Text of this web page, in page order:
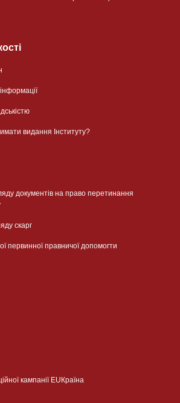
видання Інституту?
документів на право перетинання
скарг
первинної правничої допомогти
кампанії EUКраїна